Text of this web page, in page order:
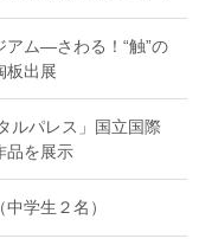
アム―さわる！“触”の
板出展
ルパレス」国立国際
品を展示
学生２名）